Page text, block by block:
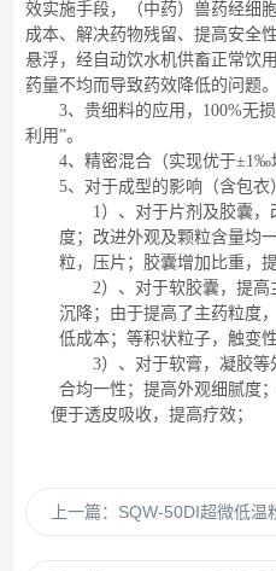
效实施手段，（中药）兽药经细
成本、解决药物残留、提高安全
悬浮，经自动饮水机供畜正常饮
药量不均而导致药效降低的问题。
3、贵细料的应用，100%无
利用”。
4、精密混合（实现优于±1‰
5、对于成型的影响（含包衣
1）、对于片剂及胶囊
度；改进外观及颗粒含量均
粒，压片；胶囊增加比重，
2）、对于软胶囊，提
沉降；由于提高了主药粒度
低成本；等积状粒子，触变
3）、对于软膏，凝胶
合均一性；提高外观细腻度
便于透皮吸收，提高疗效；
上一篇： SQW-50DI超微低温